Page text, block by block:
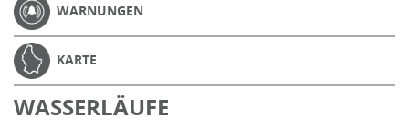
WARNUNGEN
KARTE
WASSERLÄUFE